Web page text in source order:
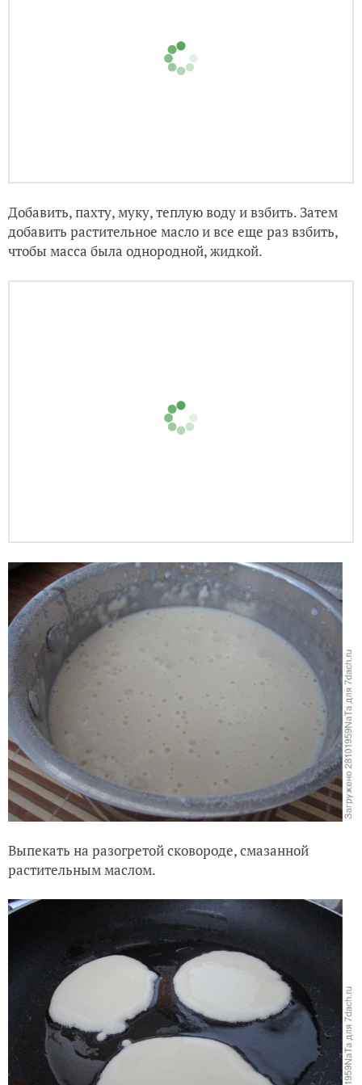
Добавить, пахту, муку, теплую воду и взбить. Затем
добавить растительное масло и все еще раз взбить,
Выпекать на разогретой сковороде, смазанной
растительным маслом.